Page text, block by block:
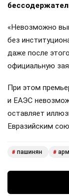
«Невозможно
без
даже после
официальную
При этом
и ЕАЭС
оставляет
Евразийским
# пашинян #